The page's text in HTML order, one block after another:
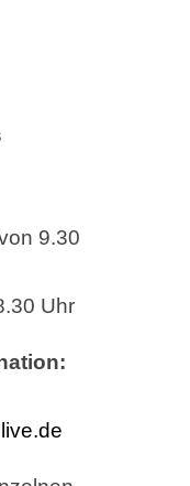
9.30
Uhr